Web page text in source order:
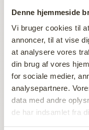
Denne hjemmeside
Vi bruger cookies til
annoncer, til at vise
at analysere vores
din brug af vores
for sociale medier,
analysepartnere.
data med andre
de har indsamlet fra
Comwell, kun 200
Fest lørdag aften
Lørdag aften står
underholdning -
Bagefter fortsætter
mulighed for at lære
andre